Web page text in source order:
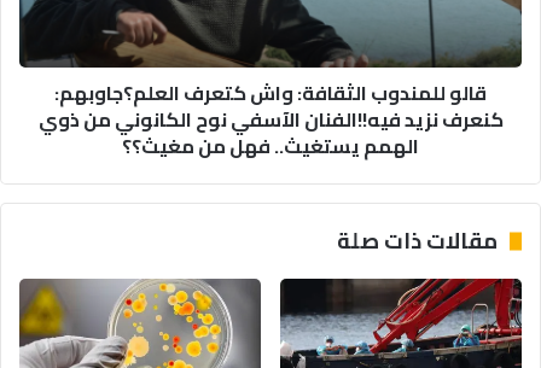
جاوبهم:
كنعرف
نزيد
الفنان
الكانوني
يستغيث..
فهل
من
قالو للمندوب الثقافة: واش كتعرف العلم؟جاوبهم:
كنعرف نزيد فيه!!الفنان الآسفي نوح الكانوني من ذوي
الهمم يستغيث.. فهل من مغيث؟؟
مقالات ذات صلة